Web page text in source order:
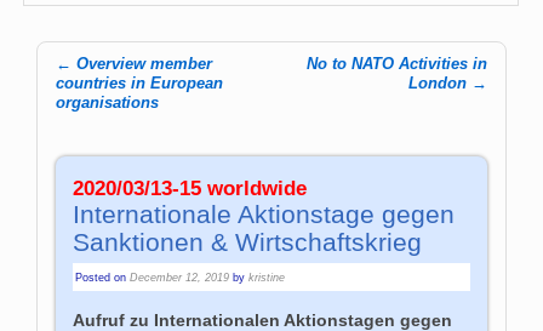
Post navigation
← Overview member
countries in European
organisations
No to NATO Activities in
London →
2020/03/13-15 worldwide
Internationale Aktions­tage ge­gen
Sank­tionen & Wirt­schaftskrieg
Posted onDecember 12, 2019 bykristine
Aufruf zu Internationalen Aktionstagen gegen